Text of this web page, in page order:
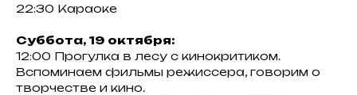
22:30 Караоке
Суббота, 19 октября:
12:00 Прогулка в лесу с кинокритиком.
Вспоминаем фильмы режиссера, говорим о
творчестве и кино.